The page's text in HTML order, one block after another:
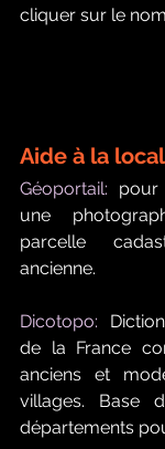
cliquer sur le
Aide à la
Géoportail: pour
une
parcelle
ancienne.
Dicotopo:
de la France
anciens et
villages. Base
départements